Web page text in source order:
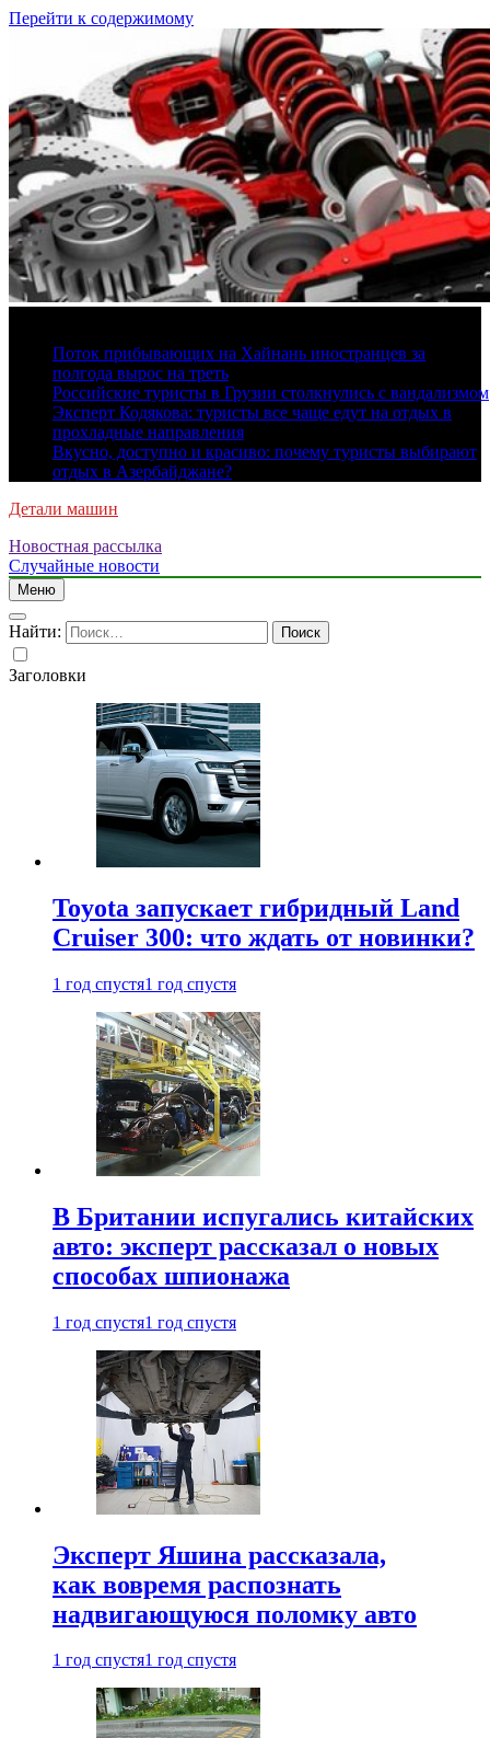
Перейти к содержимому
Поток прибывающих на Хайнань иностранцев за
полгода вырос на треть
Российские туристы в Грузии столкнулись с вандализмом
Эксперт Кодякова: туристы все чаще едут на отдых в
прохладные направления
Вкусно, доступно и красиво: почему туристы выбирают
отдых в Азербайджане?
Детали машин
Новостная рассылка
Случайные новости
Меню
Найти:
Заголовки
Toyota запускает гибридный Land
Cruiser 300: что ждать от новинки?
1 год спустя1 год спустя
В Британии испугались китайских
авто: эксперт рассказал о новых
способах шпионажа
1 год спустя1 год спустя
Эксперт Яшина рассказала,
как вовремя распознать
надвигающуюся поломку авто
1 год спустя1 год спустя